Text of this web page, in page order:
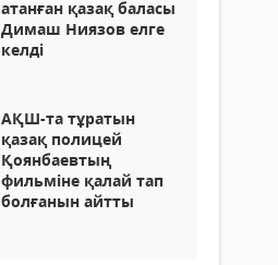
атанған қазақ баласы
Димаш Ниязов елге
келді
АҚШ-та тұратын
қазақ полицей
Қоянбаевтың
фильміне қалай тап
болғанын айтты